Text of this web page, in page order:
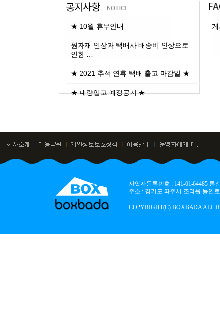
★ 10월 휴무안내
원자재 인상과 택배사 배송비 인상으로
인한 …
★ 2021 추석 연휴 택배 출고 마감일 ★
★ 대량입고 예정공지 ★
게
사업자등록번호 : 141-01-64485
주소 : 경기도 파주시 조리읍 능안
COPYRIGHT(C) BOXBADA ALL